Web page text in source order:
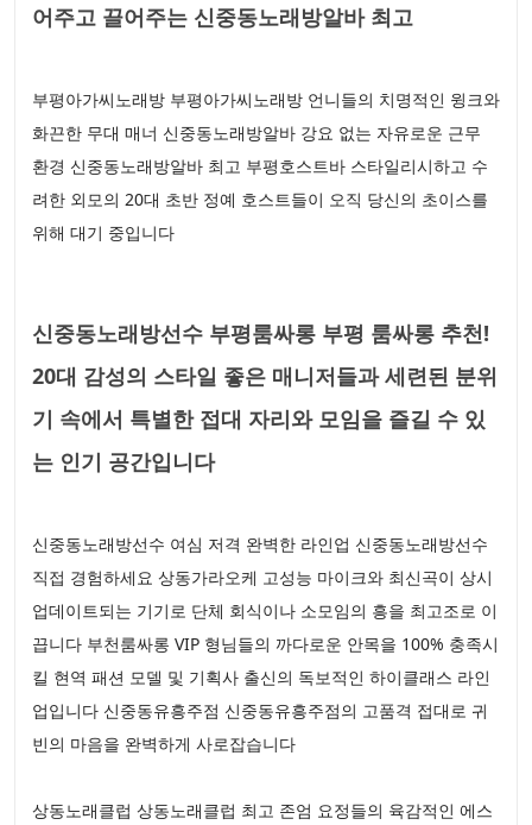
어주고 끌어주는 신중동노래방알바 최고
부평아가씨노래방 부평아가씨노래방 언니들의 치명적인 윙크와
화끈한 무대 매너 신중동노래방알바 강요 없는 자유로운 근무
환경 신중동노래방알바 최고 부평호스트바 스타일리시하고 수
려한 외모의 20대 초반 정예 호스트들이 오직 당신의 초이스를
위해 대기 중입니다
신중동노래방선수 부평룸싸롱 부평 룸싸롱 추천!
20대 감성의 스타일 좋은 매니저들과 세련된 분위
기 속에서 특별한 접대 자리와 모임을 즐길 수 있
는 인기 공간입니다
신중동노래방선수 여심 저격 완벽한 라인업 신중동노래방선수
직접 경험하세요 상동가라오케 고성능 마이크와 최신곡이 상시
업데이트되는 기기로 단체 회식이나 소모임의 흥을 최고조로 이
끕니다 부천룸싸롱 VIP 형님들의 까다로운 안목을 100% 충족시
킬 현역 패션 모델 및 기획사 출신의 독보적인 하이클래스 라인
업입니다 신중동유흥주점 신중동유흥주점의 고품격 접대로 귀
빈의 마음을 완벽하게 사로잡습니다
상동노래클럽 상동노래클럽 최고 존엄 요정들의 육감적인 에스